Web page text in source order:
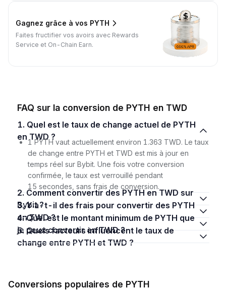
Gagnez grâce à vos PYTH
Faites fructifier vos avoirs avec Rewards
Service et On-Chain Earn.
FAQ sur la conversion de PYTH en TWD
1. Quel est le taux de change actuel de PYTH
en TWD ?
1 PYTH vaut actuellement environ 1.363 TWD. Le taux
de change entre PYTH et TWD est mis à jour en
temps réel sur Bybit. Une fois votre conversion
confirmée, le taux est verrouillé pendant
15 secondes, sans frais de conversion.
2. Comment convertir des PYTH en TWD sur
Bybit ?
3. Y a-t-il des frais pour convertir des PYTH
en TWD ?
4. Quel est le montant minimum de PYTH que
je peux convertir en TWD ?
5. Quels facteurs influencent le taux de
change entre PYTH et TWD ?
Conversions populaires de PYTH